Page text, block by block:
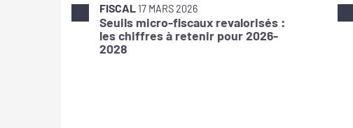
FISCAL17 MARS 2026
Seuils micro-fiscaux revalorisés :
les chiffres à retenir pour 2026-
2028